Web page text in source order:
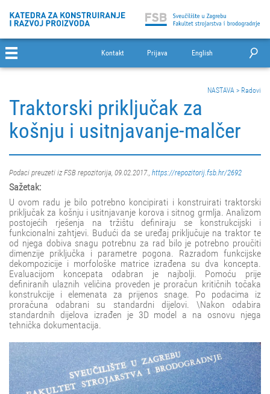
Kontakt Prijava English
NASTAVA > Radovi
Traktorski priključak za
košnju i usitnjavanje-malčer
Podaci preuzeti iz FSB repozitorija, 09.02.2017., https://repozitorij.fsb.hr/2692
Sažetak:
U ovom radu je bilo potrebno koncipirati i konstruirati traktorski
priključak za košnju i usitnjavanje korova i sitnog grmlja. Analizom
postojećih rješenja na tržištu definiraju se konstrukcijski i
funkcionalni zahtjevi. Budući da se uređaj priključuje na traktor te
od njega dobiva snagu potrebnu za rad bilo je potrebno proučiti
dimenzije priključka i parametre pogona. Razradom funkcijske
dekompozicije i morfološke matrice izrađena su dva koncepta.
Evaluacijom koncepata odabran je najbolji. Pomoću prije
definiranih ulaznih veličina proveden je proračun kritičnih točaka
konstrukcije i elemenata za prijenos snage. Po podacima iz
proračuna odabrani su standardni dijelovi. \Nakon odabira
standardnih dijelova izrađen je 3D model a na osnovu njega
tehnička dokumentacija.